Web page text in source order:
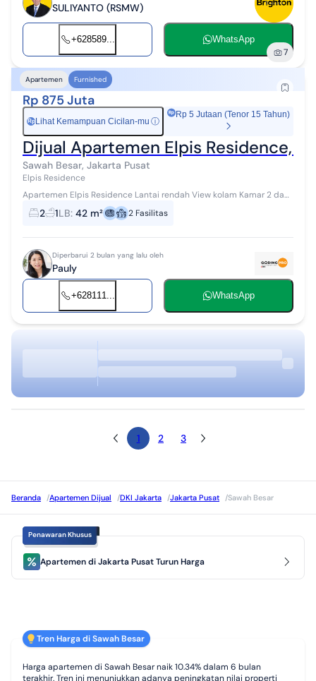
SULIYANTO (RSMW)
+628589... WhatsApp
7
Apartemen Furnished
Rp 875 Juta
RpLihat Kemampuan Cicilan-mu ⓘ
Rp 5 Jutaan (Tenor 15 Tahun)
Dijual Apartemen Elpis Residence,
Sawah Besar, Jakarta Pusat
Elpis Residence
Apartemen Elpis Residence Lantai rendah View kolam Kamar 2 dan
kamar mandi 1 Surat PPJB Harga 875jt NEGO
2 1LB: 42 m² 2 Fasilitas
Diperbarui 2 bulan yang lalu oleh
Pauly
+628111... WhatsApp
1 2 3
Beranda /Apartemen Dijual /DKI Jakarta /Jakarta Pusat /Sawah Besar
Penawaran Khusus
Apartemen di Jakarta Pusat Turun Harga
Tren Harga di Sawah Besar
Harga apartemen di Sawah Besar naik 10.34% dalam 6 bulan
terakhir. Tren ini menunjukkan adanya peningkatan nilai properti